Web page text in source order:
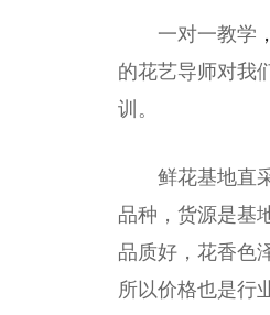
一对一教学 ，
的花艺导师对我
训。
鲜花基地直
品种，货源是基
品质好，花香色
所以价格也是行